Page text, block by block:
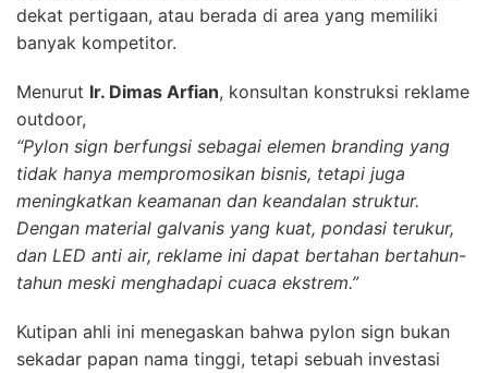
dekat pertigaan, atau berada di area yang memiliki
banyak kompetitor.
Menurut Ir. Dimas Arfian, konsultan konstruksi reklame
outdoor,
“Pylon sign berfungsi sebagai elemen branding yang
tidak hanya mempromosikan bisnis, tetapi juga
meningkatkan keamanan dan keandalan struktur.
Dengan material galvanis yang kuat, pondasi terukur,
dan LED anti air, reklame ini dapat bertahan bertahun-
tahun meski menghadapi cuaca ekstrem.”
Kutipan ahli ini menegaskan bahwa pylon sign bukan
sekadar papan nama tinggi, tetapi sebuah investasi